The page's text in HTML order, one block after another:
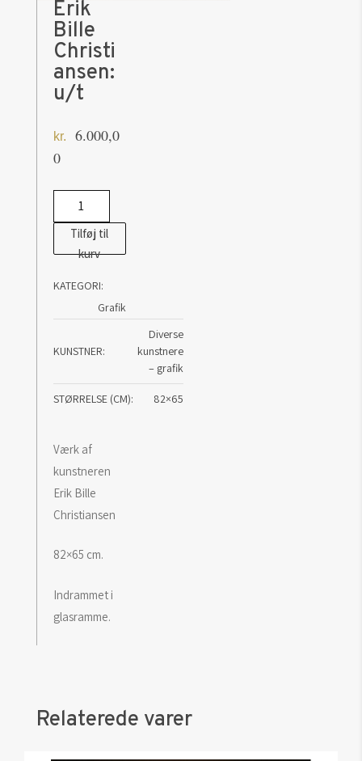
Erik
Bille
Christi
ansen:
u/t
kr.
6.000,0
0
Bille
Christiansen:
antal
Tilføj til
kurv
KATEGORI:
Grafik
KUNSTNER
Diverse
kunstnere
– grafik
STØRRELSE (CM) 82×65
Værk af
kunstneren
Erik Bille
Christiansen
82×65 cm.
Indrammet i
glasramme.
Relaterede varer